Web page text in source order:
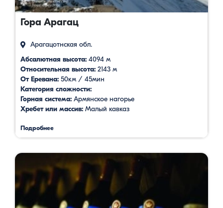
Гора Арагац
Арагацотнская обл.
Абсалютная высота: 4094 м
Относительная высота: 2143 м
От Еревана: 50км / 45мин
Категория сложности:
Горная система: Армянское нагорье
Хребет или массив: Малый кавказ
Подробнее